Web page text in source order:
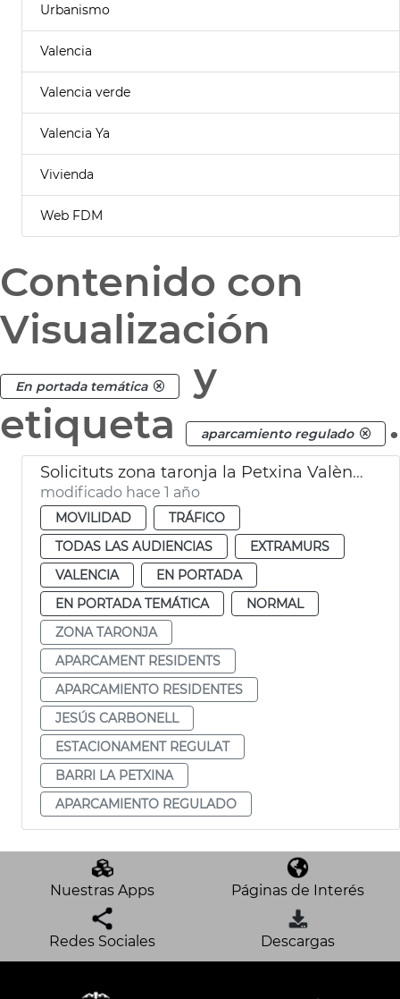
Urbanismo
Valencia
Valencia verde
Valencia Ya
Vivienda
Web FDM
Contenido con
Visualización
En portada temática
y
etiqueta
aparcamiento regulado .
Solicituts zona taronja la Petxina València
modificado hace 1 año
MOVILIDAD
TRÁFICO
TODAS LAS AUDIENCIAS
EXTRAMURS
VALENCIA
EN PORTADA
EN PORTADA TEMÁTICA
NORMAL
ZONA TARONJA
APARCAMENT RESIDENTS
APARCAMIENTO RESIDENTES
JESÚS CARBONELL
ESTACIONAMENT REGULAT
BARRI LA PETXINA
APARCAMIENTO REGULADO
Nuestras Apps Páginas de Interés
Redes Sociales Descargas